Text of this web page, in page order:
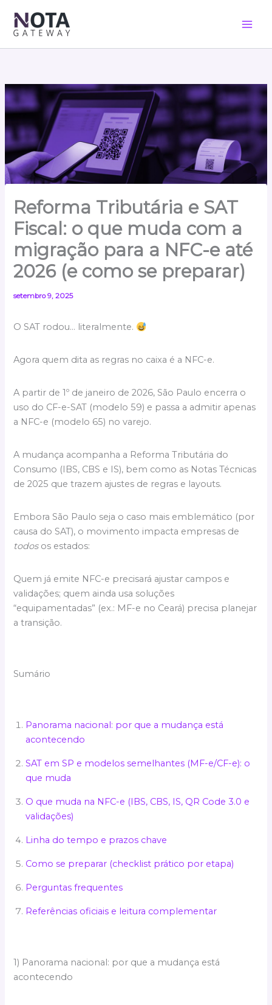
para
conteúdo
Reforma Tributária e SAT
Fiscal: o que muda com a
migração para a NFC-e até
2026 (e como se preparar)
setembro 9, 2025
O SAT rodou… literalmente.
Agora quem dita as regras no caixa é a NFC-e.
A partir de 1º de janeiro de 2026, São Paulo encerra o
uso do CF-e-SAT (modelo 59) e passa a admitir apenas
a NFC-e (modelo 65) no varejo.
A mudança acompanha a Reforma Tributária do
Consumo (IBS, CBS e IS), bem como as Notas Técnicas
de 2025 que trazem ajustes de regras e layouts.
Embora São Paulo seja o caso mais emblemático (por
causa do SAT), o movimento impacta empresas de
todosos estados:
Quem já emite NFC-e precisará ajustar campos e
validações; quem ainda usa soluções
“equipamentadas” (ex.: MF-e no Ceará) precisa planejar
a transição.
Sumário
Panorama nacional: por que a mudança está
acontecendo
SAT em SP e modelos semelhantes (MF-e/CF-e): o
que muda
O que muda na NFC-e (IBS, CBS, IS, QR Code 3.0 e
validações)
Linha do tempo e prazos chave
Como se preparar (checklist prático por etapa)
Perguntas frequentes
Referências oficiais e leitura complementar
1) Panorama nacional: por que a mudança está
acontecendo